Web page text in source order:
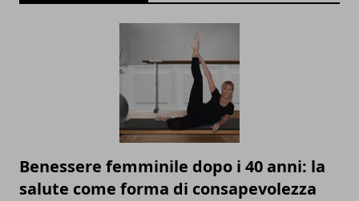
Benessere femminile dopo i 40 anni: la
salute come forma di consapevolezza